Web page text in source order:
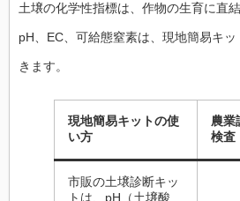
土壌の化学性指標は、作物の生育に直
pH、EC、可給態窒素は、現地簡易キ
きます。
現地簡易キットの使
い方
農業
検査
市販の土壌診断キッ
トは、pH（土壌酸